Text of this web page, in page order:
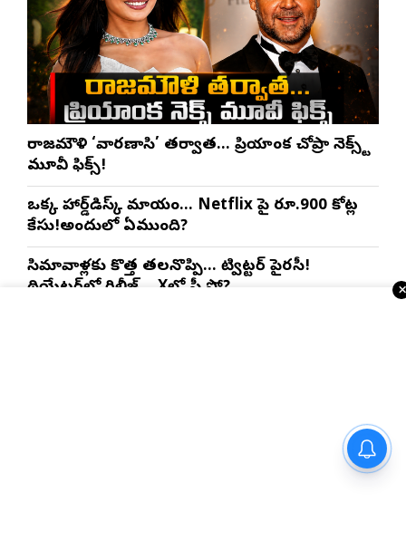
రాజమౌళి ‘వారణాసి’ తర్వాత… ప్రియాంక చోప్రా నెక్స్ట్
మూవీ ఫిక్స్!
ఒక్క హార్డ్‌డిస్క్ మాయం… Netflix పై రూ.900 కోట్ల
కేసు!అందులో ఏముంది?
సినిమావాళ్లకు కొత్త తలనొప్పి… ట్విట్టర్ పైరసీ!
థియేటర్‌లో రిలీజ్… Xలో ఫ్రీ షో?
ఇంకా చదవండి